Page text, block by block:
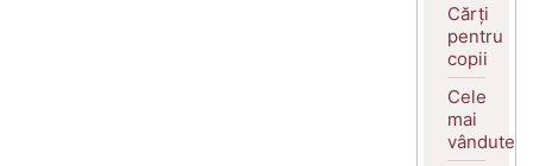
Cărți
pentru
copii
Cele
mai
vândute